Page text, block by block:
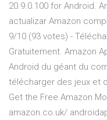
20.9.0.100 for Android.
actualizar Amazon
9/10 (93 votes) -
Gratuitement. Amazon
Android du géant du
télécharger des jeux et
Get the Free Amazon
amazon.co.uk/